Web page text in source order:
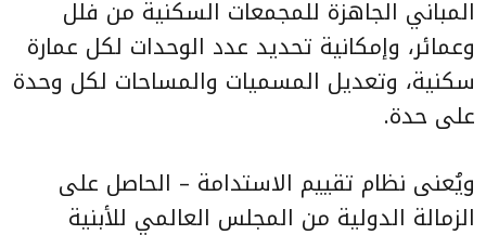
المباني الجاهزة للمجمعات السكنية من فلل
وعمائر، وإمكانية تحديد عدد الوحدات لكل عمارة
سكنية، وتعديل المسميات والمساحات لكل وحدة
على حدة.
ويُعنى نظام تقييم الاستدامة – الحاصل على
الزمالة الدولية من المجلس العالمي للأبنية